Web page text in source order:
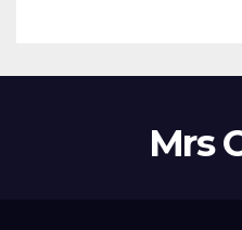
Mrs